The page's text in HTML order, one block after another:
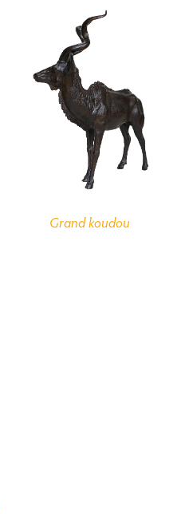
Grand koudou